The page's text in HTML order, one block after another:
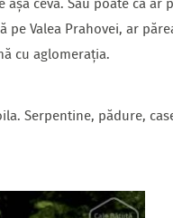
ceva. Sau poate că
Valea Prahovei, ar
cu aglomerația.
Serpentine, pădure,